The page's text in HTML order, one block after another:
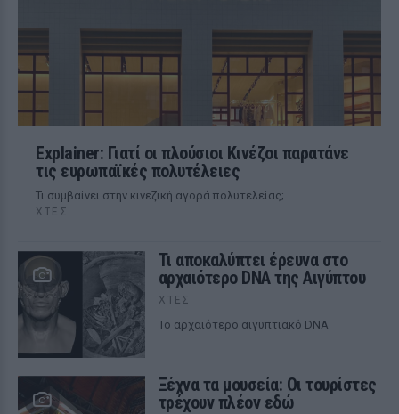
Explainer: Γιατί οι πλούσιοι Κινέζοι παρατάνε
τις ευρωπαϊκές πολυτέλειες
Τι συμβαίνει στην κινεζική αγορά πολυτελείας;
ΧΤΕΣ
Τι αποκαλύπτει έρευνα στο
αρχαιότερο DNA της Αιγύπτου
ΧΤΕΣ
Το αρχαιότερο αιγυπτιακό DNA
Ξέχνα τα μουσεία: Οι τουρίστες
τρέχουν πλέον εδώ